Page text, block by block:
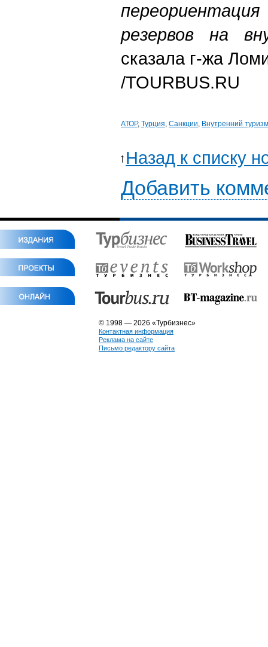
резервов на
сказала г-жа
/TOURBUS.RU
АТОР, Турция, Санкции, Внутренний туризм
Назад к списку
Добавить
© 1998 — 2026 «Турбизнес»
Контактная информация
Реклама на сайте
Письмо редактору сайта